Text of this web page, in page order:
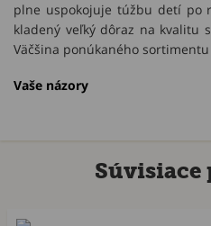
plne uspokojuje túžbu detí po
kladený veľký dôraz na kvalitu
Väčšina ponúkaného
Vaše názory